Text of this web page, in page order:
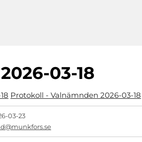
03-18
Protokoll - Valnämnden 2026-03-18
03-23